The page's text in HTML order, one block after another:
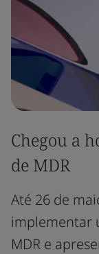
Chegou a
de MDR
Até 26 de
implementar
MDR e